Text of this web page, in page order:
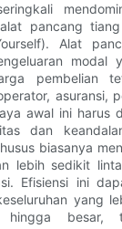
pancang
Alat
modal
pembelian
asuransi,
awal ini harus
dan
biasanya
lebih sedikit
Efisiensi ini
yang
hingga besar,